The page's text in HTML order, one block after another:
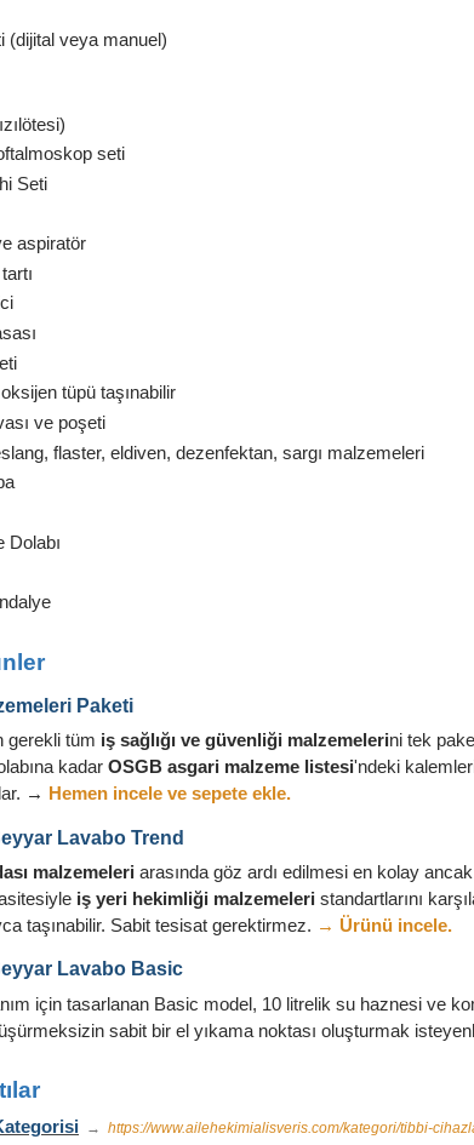
(dijital veya manuel)
seti
Seti
aspiratör
tüpü taşınabilir
ve poşeti
flaster, eldiven, dezenfektan, sargı malzemeleri
Dolabı
Paketi
gerekli tüm iş sağlığı ve güvenliği malzemelerini tek
kadar OSGB asgari malzeme listesi'ndeki
→ Hemen incele ve sepete ekle.
Lavabo Trend
malzemeleri arasında göz ardı edilmesi en kolay
iş yeri hekimliği malzemeleri standartlarını
taşınabilir. Sabit tesisat gerektirmez. → Ürünü incele.
Lavabo Basic
için tasarlanan Basic model, 10 litrelik su haznesi ve
sabit bir el yıkama noktası oluşturmak
→ https://www.ailehekimialisveris.com/kategori/tibbi-